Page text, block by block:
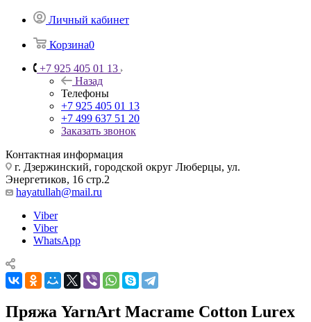
Личный кабинет
Корзина0
+7 925 405 01 13
Назад
Телефоны
+7 925 405 01 13
+7 499 637 51 20
Заказать звонок
Контактная информация
г. Дзержинский, городской округ Люберцы, ул.
Энергетиков, 16 стр.2
hayatullah@mail.ru
Viber
Viber
WhatsApp
Пряжа YarnArt Macrame Cotton Lurex